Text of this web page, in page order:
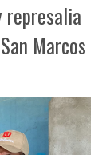
represalia
Marcos